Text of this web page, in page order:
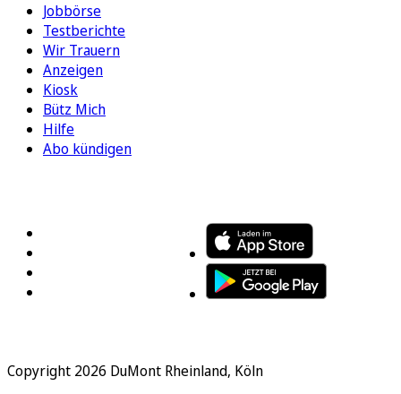
Jobbörse
Testberichte
Wir Trauern
Anzeigen
Kiosk
Bütz Mich
Hilfe
Abo kündigen
Copyright 2026 DuMont Rheinland, Köln